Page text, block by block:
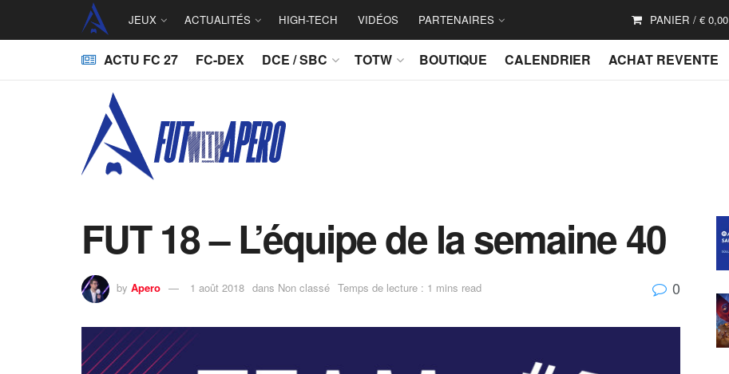
JEUX ACTUALITÉS HIGH-TECH VIDÉOS PARTENAIRES PANIER / € 0,00
ACTU FC 27 FC-DEX DCE / SBC TOTW BOUTIQUE CALENDRIER ACHAT REVENTE
FUT 18 – L’équipe de la semaine 40
by Apero 1 août 2018 dans Non classé Temps de lecture : 1 mins read 0